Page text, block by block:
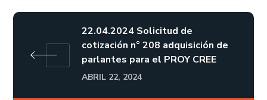
22.04.2024 Solicitud de
cotización n° 208 adquisición de
parlantes para el PROY CREE
ABRIL 22, 2024